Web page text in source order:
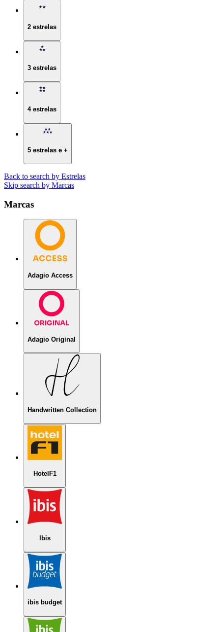
2 estrelas
3 estrelas
4 estrelas
5 estrelas e +
Back to search by Estrelas
Skip search by Marcas
Marcas
Adagio Access
Adagio Original
Handwritten Collection
HotelF1
Ibis
ibis budget